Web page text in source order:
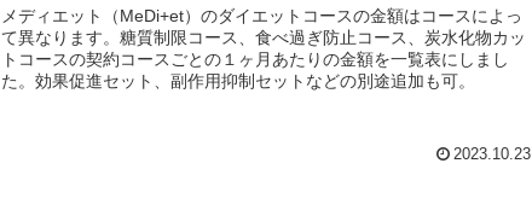
メディエット（MeDi+et）のダイエットコースの金額はコースによっ
て異なります。糖質制限コース、食べ過ぎ防止コース、炭水化物カッ
トコースの契約コースごとの１ヶ月あたりの金額を一覧表にしまし
た。効果促進セット、副作用抑制セットなどの別途追加も可。
2023.10.23